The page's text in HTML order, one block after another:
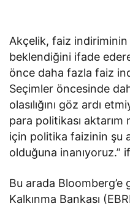
Akçelik, faiz
beklendiğini ifade
önce daha fazla faiz
Seçimler öncesinde
olasılığını göz ardı
para politikası aktarım
için politika faizinin şu
olduğuna inanıyoruz.”
Bu arada
Kalkınma Bankası